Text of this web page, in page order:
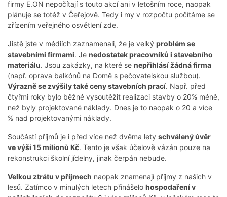
firmy E.ON nepočítají s touto akcí ani v letošním roce, naopak
plánuje se totéž v Čeřejově. Tedy i my v rozpočtu počítáme se
zřízením veřejného osvětlení zde.
Jistě jste v médiích zaznamenali, že je velký problém se
stavebními firmami. Je nedostatek pracovníků i stavebního
materiálu. Jsou zakázky, na které se nepřihlásí žádná firma
(např. oprava balkónů na Domě s pečovatelskou službou).
Výrazně se zvýšily také ceny stavebních prací. Např. před
čtyřmi roky bylo běžné vysoutěžit realizaci stavby o 20% méně,
než byly projektované náklady. Dnes je to naopak o 20 a více
% nad projektovanými náklady.
Součástí příjmů je i před více než dvěma lety schválený úvěr
ve výši 15 milionů Kč. Tento je však účelově vázán pouze na
rekonstrukci školní jídelny, jinak čerpán nebude.
Velkou ztrátu v příjmech naopak znamenají příjmy z našich v
lesů. Zatímco v minulých letech přinášelo hospodaření v